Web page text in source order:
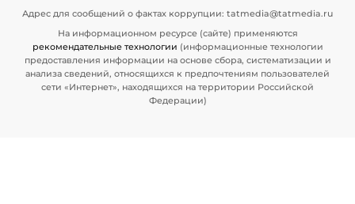
Адрес для сообщений о фактах коррупции: tatmedia@tatmedia.ru
На информационном ресурсе (сайте) применяются
рекомендательные технологии (информационные технологии
предоставления информации на основе сбора, систематизации и
анализа сведений, относящихся к предпочтениям пользователей
сети «Интернет», находящихся на территории Российской
Федерации)